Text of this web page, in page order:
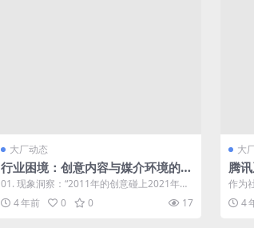
大厂动态
行业困境：创意内容与媒介环境的脱
节
01. 现象洞察：“2011年的创意碰上2021年的
媒介” 写这篇内容的起因，是...
4 年前 0 0 17
大
腾
投
作为
情况
Q...4